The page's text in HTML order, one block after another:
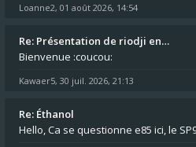
Loanne2, 01 août 2026, 14:54
Re: Présentation de riodji en…
Bienvenue :coucou:
Kawaer5, 30 juil. 2026, 21:13
Re: Éthanol